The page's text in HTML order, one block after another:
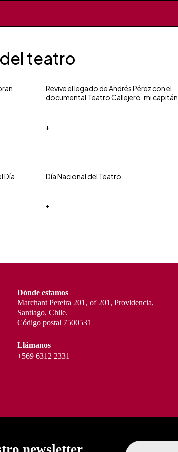
teatro
Revive el legado de Andrés Pérez con el
documental Teatro Callejero, mi capitán
+
Día
Día Nacional del Teatro
+
Dónde estamos
Marchant Pereira 201, of 201, Providencia,
Santiago, Chile.
Código postal 7500531
Llámanos
+569 6312 2331